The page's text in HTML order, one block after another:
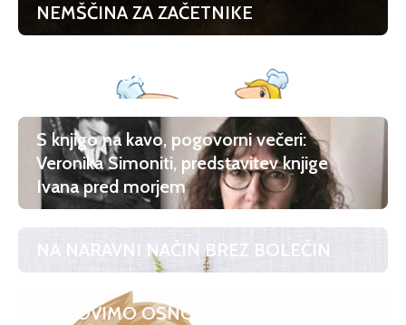
NEMŠČINA ZA ZAČETNIKE
MEDKULTURNA KUHINJA
S knjigo na kavo, pogovorni večeri:
Veronika Simoniti, predstavitev knjige
Ivana pred morjem
NA NARAVNI NAČIN BREZ BOLEČIN
PONOVIMO OSNOVE RAČUNALNIŠTVA